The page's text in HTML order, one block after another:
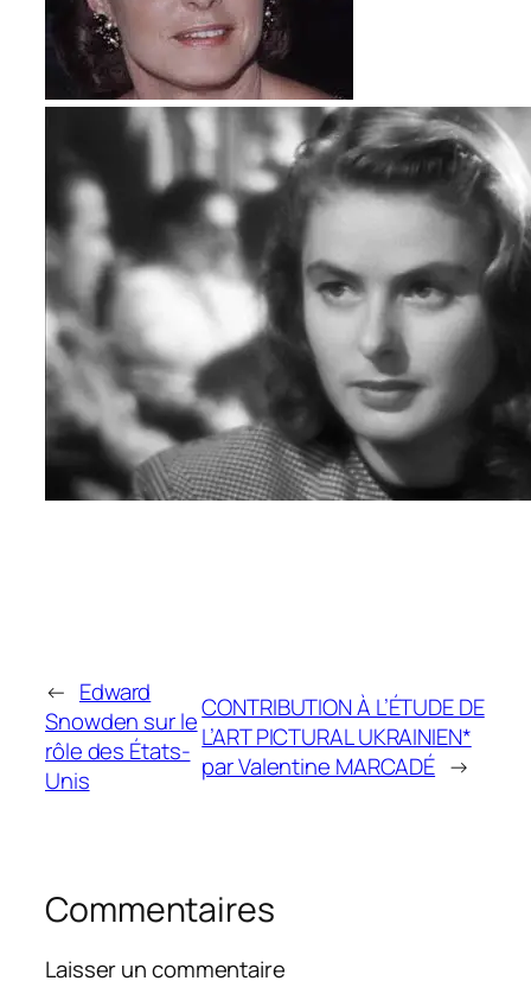
← Edward
Snowden sur le
rôle des États-
Unis
CONTRIBUTION À L’ÉTUDE DE
L’ART PICTURAL UKRAINIEN*
par Valentine MARCADÉ →
Commentaires
Laisser un commentaire